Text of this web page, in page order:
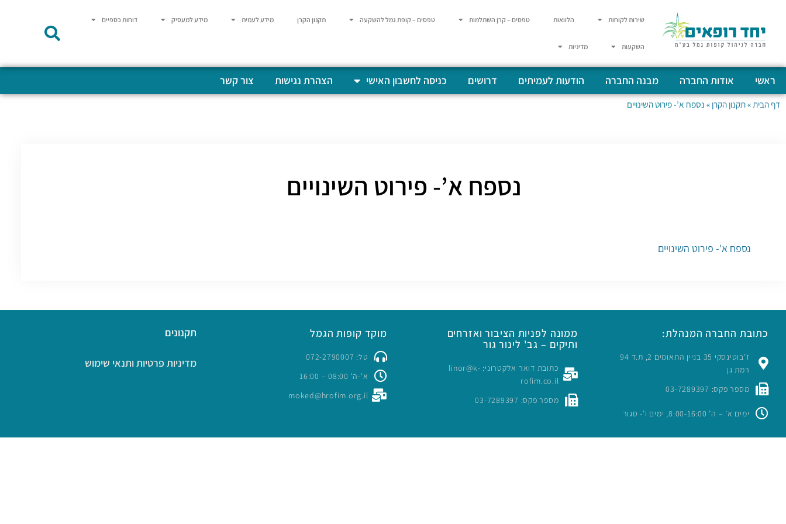
שירות לקוחות הלוואות טפסים – קרן השתלמות טפסים – קופת גמל להשקעה תקנון הקרן מידע לעמית מידע למעסיק דוחות כספיים
השקעות מדיניות
ראשי אודות החברה מבנה החברה הודעות לעמיתים דרושים כניסה לחשבון האישי הצהרת נגישות צור קשר
דף הבית »תקנון הקרן » נספח א’- פירוט השינויים
נספח א’- פירוט השינויים
נספח א'- פירוט השינויים
כתובת החברה המנהלת:
ז’בוטינסקי 35 בניין התאומים 2, ת.ד 94
רמת גן
מספר פקס: 03-7289397
ימים א’ – ה’ 8:00-16:00, ימים ו’- סגור
ממונה לפניות הציבור ואזרחים
ותיקים – גב' לינור גור
כתובת דואר אלקטרוני: linor@k-
rofim.co.il
מספר פקס: 03-7289397
מוקד קופות הגמל
טל: 072-2790007
א'-ה' 08:00 – 16:00
moked@hrofim.org.il
תקנונים
מדיניות פרטיות ותנאי שימוש